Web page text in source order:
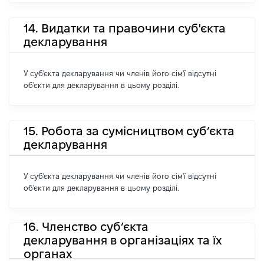
14. Видатки та правочини суб'єкта
декларування
У суб'єкта декларування чи членів його сім'ї відсутні
об'єкти для декларування в цьому розділі.
15. Робота за сумісництвом суб’єкта
декларування
У суб'єкта декларування чи членів його сім'ї відсутні
об'єкти для декларування в цьому розділі.
16. Членство суб’єкта
декларування в організаціях та їх
органах